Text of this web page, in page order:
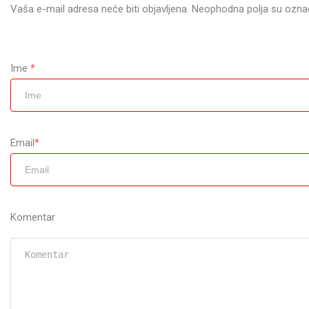
Vaša e-mail adresa neće biti objavljena. Neophodna polja su
Ime *
Email*
Komentar